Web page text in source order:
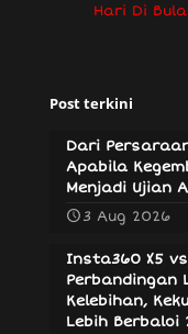
Hari Di
Post terkini
Dari
Apabila
Menjadi Ujian
3 Aug 2026
Insta360 X5
Perbandingan
Kelebihan,
Lebih Berbaloi